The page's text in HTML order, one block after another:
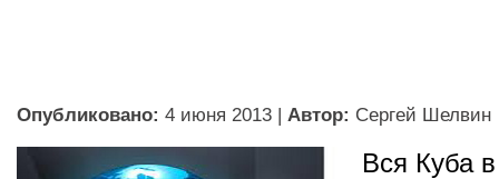
Опубликовано: 4 июня 2013 | Автор: Сергей Шелвин
Вся Куба